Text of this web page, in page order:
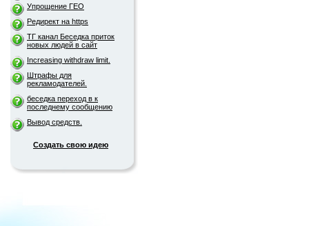
Упрощение ГЕО
Редирект на https
ТГ канал Беседка приток
новых людей в сайт
Increasing withdraw limit.
Штрафы для
рекламодателей.
беседка переход в к
последнему сообщению
Вывод средств.
Создать свою идею